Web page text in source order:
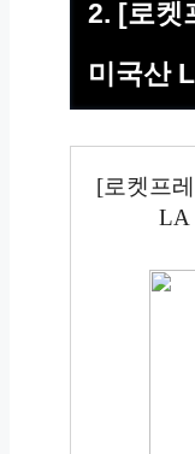
2. [로켓
미국산
[로켓프
LA